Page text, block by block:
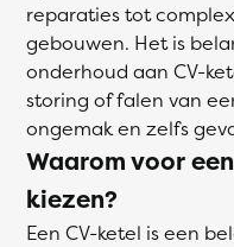
reparaties tot
gebouwen. Het is
onderhoud aan CV-
storing of falen van
ongemak en zelfs
Waarom voor
kiezen?
Een CV-ketel is een